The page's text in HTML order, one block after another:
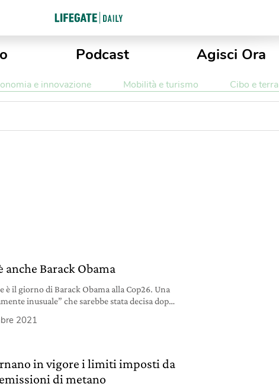
Podcast Agisci Ora
e innovazione Mobilità e turismo Cibo e terra
anche Barack Obama
è il giorno di Barack Obama alla Cop26. Una
inusuale” che sarebbe stata decisa dopo
2021
in vigore i limiti imposti da
di metano